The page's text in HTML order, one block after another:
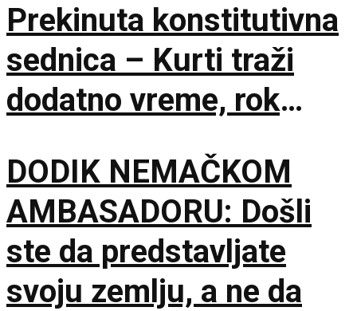
Prekinuta konstitutivna
sednica – Kurti traži
dodatno vreme, rok
sutra
DODIK NEMAČKOM
AMBASADORU: Došli
ste da predstavljate
svoju zemlju, a ne da